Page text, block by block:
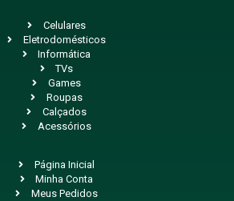
Celulares
Eletrodomésticos
Informática
TVs
Games
Roupas
Calçados
Acessórios
Página Inicial
Minha Conta
Meus Pedidos